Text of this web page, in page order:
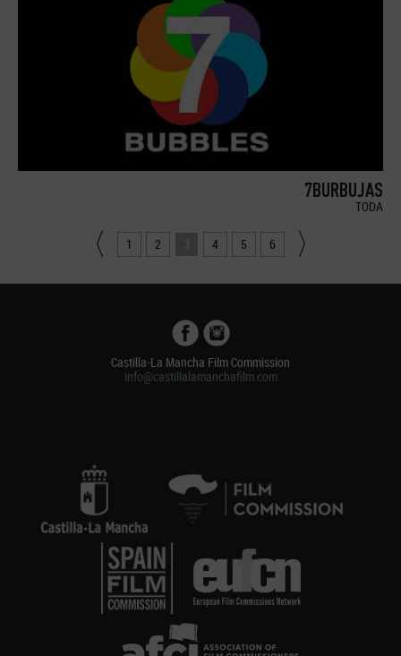
7BURBUJAS
TODA
1 2 3 4 5 6
Castilla-La Mancha Film Commission
info@castillalamanchafilm.com